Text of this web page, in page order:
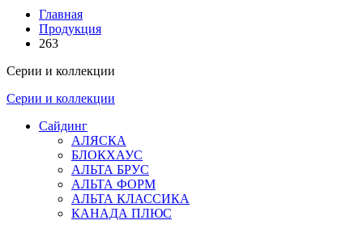
Главная
Продукция
263
Серии и коллекции
Серии и коллекции
Сайдинг
АЛЯСКА
БЛОКХАУС
АЛЬТА БРУС
АЛЬТА ФОРМ
АЛЬТА КЛАССИКА
КАНАДА ПЛЮС